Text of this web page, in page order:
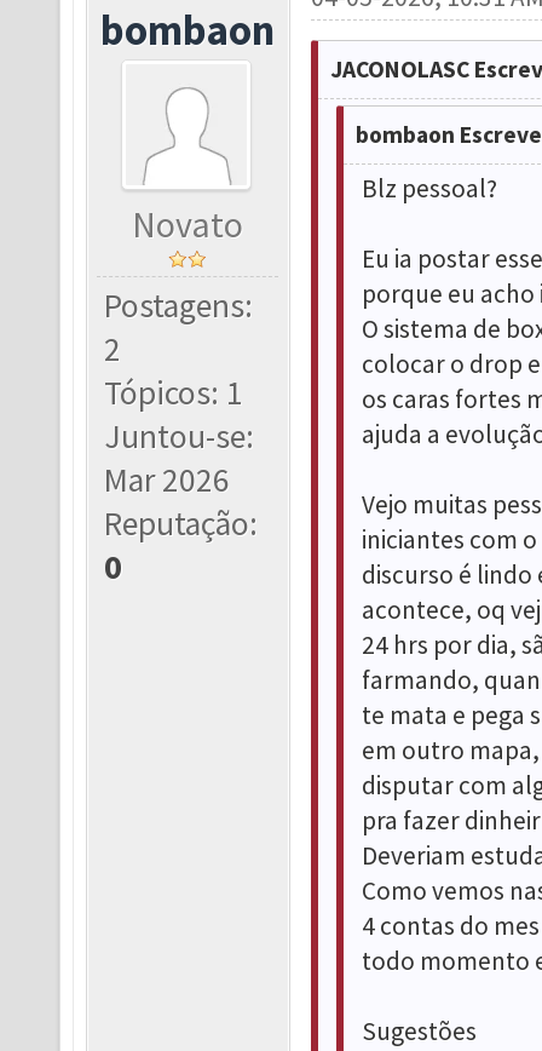
bombaon
Novato
Postagens:
2
Tópicos: 1
Juntou-se:
Mar 2026
Reputação:
0
JACONOLASC
bombaon
Blz pessoal?
Eu ia postar
porque eu
O sistema de
colocar o drop
os caras fortes
ajuda a
Vejo muitas
iniciantes com
discurso é
acontece, oq
24 hrs por dia,
farmando,
te mata e pega
em outro
disputar com
pra fazer
Deveriam
Como vemos
4 contas do
todo momento
Sugestões